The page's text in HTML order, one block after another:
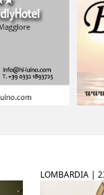
LOMBARDIA |